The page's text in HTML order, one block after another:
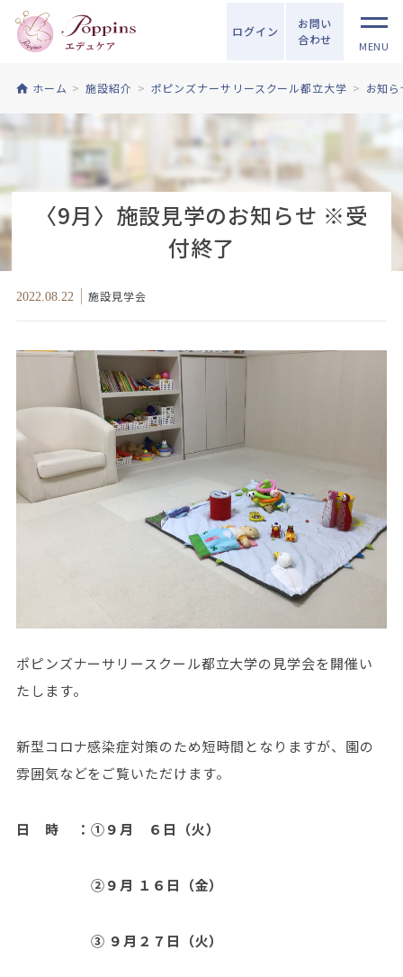
ログイン
お問い
合わせ
MENU
ホーム 施設紹介 ポピンズナーサリースクール都立大学 お知
〈9月〉施設見学のお知らせ ※受
付終了
2022.08.22 施設見学会
ポピンズナーサリースクール都立大学の見学会を開催い
たします。
新型コロナ感染症対策のため短時間となりますが、園の
雰囲気などをご覧いただけます。
日 時 ：①９月 ６日（火）
②９月 １６日（金）
③ ９月２７日（火）